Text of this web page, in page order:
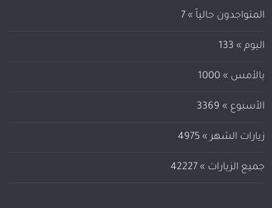
المتواجدون حالياً » 7
اليوم » 133
بالأمس » 1000
الأسبوع » 3369
زيارات الشهر » 4975
جميع الزيارات » 42227